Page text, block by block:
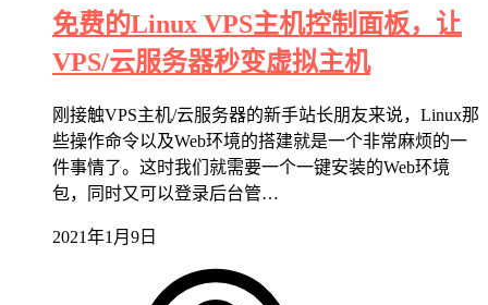
免费的Linux VPS主机控制面板，让
VPS/云服务器秒变虚拟主机
刚接触VPS主机/云服务器的新手站长朋友来说，Linux那
些操作命令以及Web环境的搭建就是一个非常麻烦的一
件事情了。这时我们就需要一个一键安装的Web环境
包，同时又可以登录后台管…
2021年1月9日